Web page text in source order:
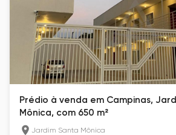
Prédio à venda em Campinas,
Mônica, com 650 m²
Jardim Santa Mônica